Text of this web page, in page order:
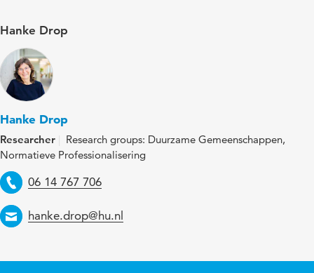
in
Key
words
Object
Identifier
Hanke Drop
Hanke Drop
Researcher
Research groups: Duurzame Gemeenschappen,
Normatieve Professionalisering
Telephone
06 14 767 706
Email
hanke.drop@hu.nl